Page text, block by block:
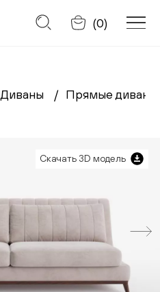
Отменить
(0)
Диваны Прямые диваны
Скачать 3D модель